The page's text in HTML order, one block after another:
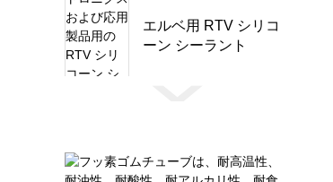
エルベ用 RTV シリコ
ーン シーラント